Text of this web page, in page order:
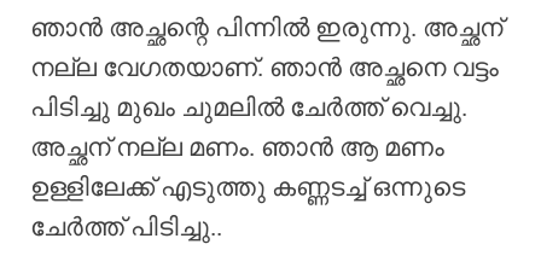
ഞാൻ അച്ഛന്റെ പിന്നിൽ ഇരുന്നു. അച്ഛന്
നല്ല വേഗതയാണ്. ഞാൻ അച്ഛനെ വട്ടം
പിടിച്ചു മുഖം ചുമലിൽ ചേർത്ത് വെച്ചു.
അച്ഛന് നല്ല മണം. ഞാൻ ആ മണം
ഉള്ളിലേക്ക് എടുത്തു കണ്ണടച്ച് ഒന്നുടെ
ചേർത്ത് പിടിച്ചു..